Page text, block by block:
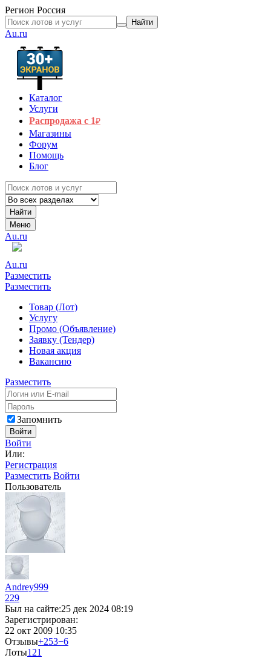
Регион Россия
Найти
Au.ru
Каталог
Услуги
Распродажа с 1₽
Магазины
Форум
Помощь
Блог
Найти
Меню
Au.ru
Au.ru
Разместить
Разместить
Товар (Лот)
Услугу
Промо (Объявление)
Заявку (Тендер)
Новая акция
Вакансию
Разместить
Запомнить
Войти
Войти
Или:
Регистрация
Разместить Войти
Пользователь
Andrey999
229
Был на сайте:25 дек 2024 08:19
Зарегистрирован:
22 окт 2009 10:35
Отзывы+253−6
Лоты1 21